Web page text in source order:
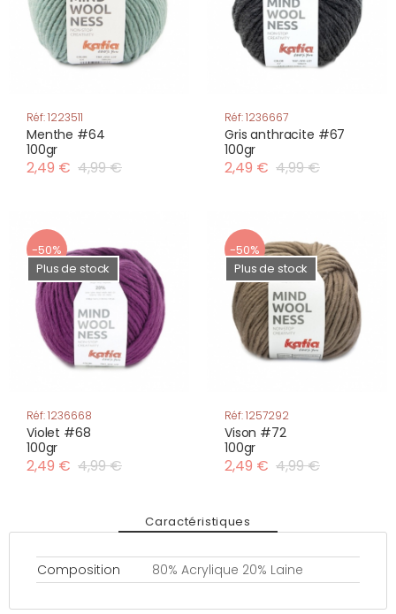
Réf: 1223511
Menthe #64
100gr
2,49 € 4,99 €
Réf: 1236667
Gris anthracite #67
100gr
2,49 € 4,99 €
-50%
Plus de stock
Réf: 1236668
Violet #68
100gr
2,49 € 4,99 €
-50%
Plus de stock
Réf: 1257292
Vison #72
100gr
2,49 € 4,99 €
Caractéristiques
Composition 80% Acrylique 20% Laine